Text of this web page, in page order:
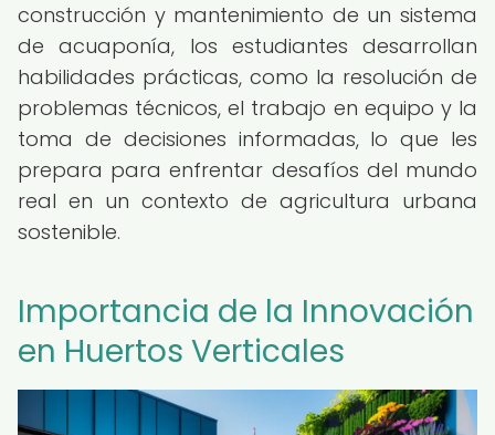
construcción y mantenimiento de un sistema
de acuaponía, los estudiantes desarrollan
habilidades prácticas, como la resolución de
problemas técnicos, el trabajo en equipo y la
toma de decisiones informadas, lo que les
prepara para enfrentar desafíos del mundo
real en un contexto de agricultura urbana
sostenible.
Importancia de la Innovación
en Huertos Verticales